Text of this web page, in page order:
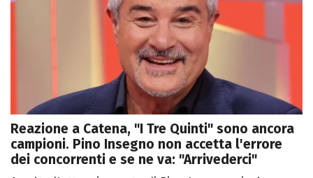
Reazione a Catena, "I Tre Quinti" sono ancora
campioni. Pino Insegno non accetta l'errore
dei concorrenti e se ne va: "Arrivederci"